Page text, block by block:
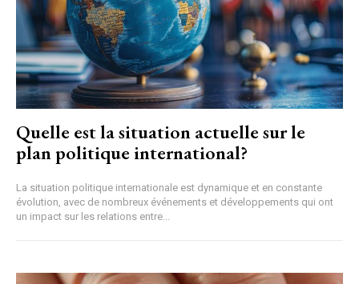
Quelle est la situation actuelle sur le
plan politique international?
La situation politique internationale est dynamique et en constante
évolution, avec de nombreux événements et développements qui ont
un impact sur les relations entre...